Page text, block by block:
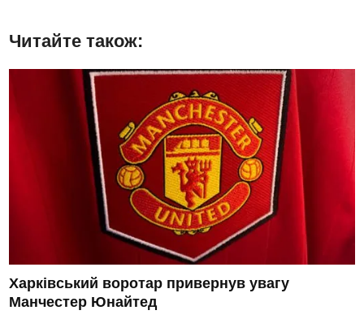
Читайте також:
Харківський воротар привернув увагу
Манчестер Юнайтед